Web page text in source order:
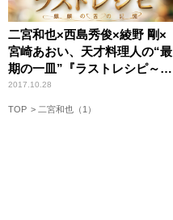
二宮和也×西島秀俊×綾野 剛×
宮崎あおい、天才料理人の“最
期の一皿”『ラストレシピ～麒
麟の舌の記憶～』
2017.10.28
TOP 二宮和也（1）